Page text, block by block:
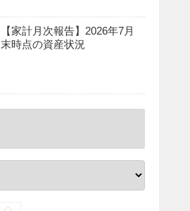
【家計月次報告】2026年7月
末時点の資産状況